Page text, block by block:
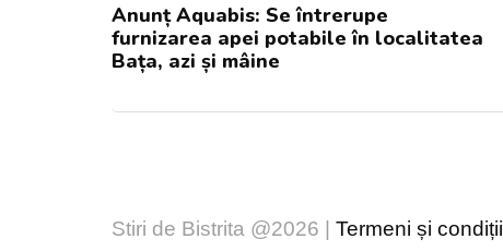
Anunț Aquabis: Se întrerupe
furnizarea apei potabile în localitatea
Bața, azi și mâine
Stiri de Bistrita @2026 | Termeni și condiții